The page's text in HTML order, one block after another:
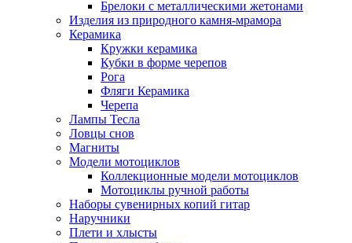
Брелоки с металлическими жетонами
Изделия из природного камня-мрамора
Керамика
Кружки керамика
Кубки в форме черепов
Рога
Фляги Керамика
Черепа
Лампы Тесла
Ловцы снов
Магниты
Модели мотоциклов
Коллекционные модели мотоциклов
Мотоциклы ручной работы
Наборы сувенирных копий гитар
Наручники
Плети и хлысты